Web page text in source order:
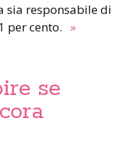
per cento. »
se